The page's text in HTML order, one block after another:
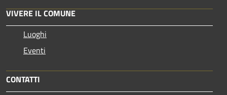
VIVERE IL COMUNE
Luoghi
Eventi
CONTATTI